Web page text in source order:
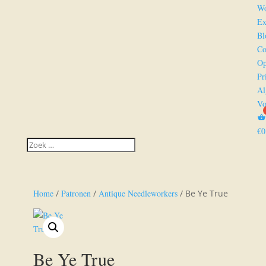
€
Home/ Patronen/ Antique Needleworkers/ Be Ye True
Be Ye True